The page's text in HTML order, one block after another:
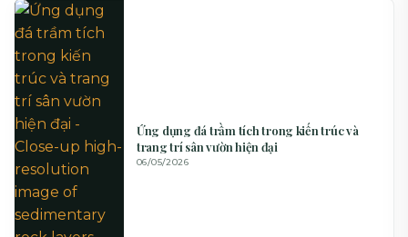
Ứng dụng đá trầm tích trong kiến trúc và
trang trí sân vườn hiện đại
06/05/2026